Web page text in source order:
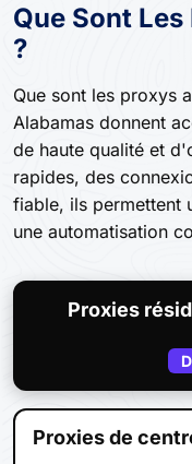
Que Sont
?
Que sont les proxys
Alabamas donnent
de haute qualité et
rapides, des
fiable, ils permettent
une automatisation
Proxies
Proxies de